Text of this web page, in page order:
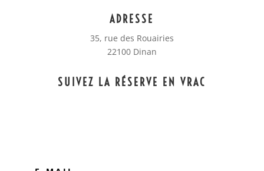
ADRESSE
35, rue des Rouairies
22100 Dinan
SUIVEZ LA RÉSERVE EN VRAC